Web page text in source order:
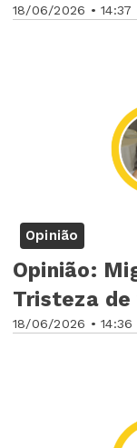
18/06/2026 • 14:37
Opinião
18/06/2026 • 14:36
Opinião:
Tristeza de